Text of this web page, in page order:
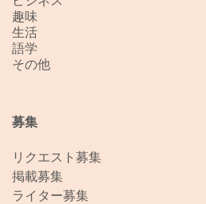
趣味
生活
語学
その他
募集
リクエスト募集
掲載募集
ライター募集